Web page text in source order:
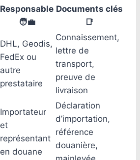
Responsable
🧑‍💼
Documents clés
📑
DHL, Geodis,
FedEx ou
autre
prestataire
Connaissement,
lettre de
transport,
preuve de
livraison
Importateur
et
représentant
en douane
Déclaration
d’importation,
référence
douanière,